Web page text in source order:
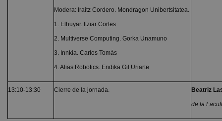
Modera: Iraitz Cordero. Mondragon Unibertsitatea.
1. Elhuyar. Itziar Cortes
2. Multiverse Computing. Gorka Unamuno
3. Innkia. Carlos Tomás
4. Alias Robotics. Endika Gil Uriarte
13:10-13:30 Cierre de la jornada. Beatriz
de la